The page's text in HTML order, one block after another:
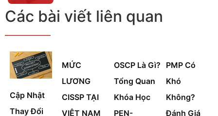
Các bài viết liên quan
Cập Nhật
Thay Đổi
MỨC
LƯƠNG
CISSP TẠI
VIỆT NAM
OSCP Là Gì?
Tổng Quan
Khóa Học
PEN-
PMP Có
Khó
Không?
Đánh Giá